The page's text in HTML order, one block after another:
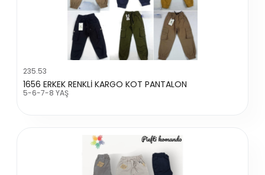
235.53
1656 ERKEK RENKLİ KARGO KOT PANTALON
5-6-7-8 YAŞ